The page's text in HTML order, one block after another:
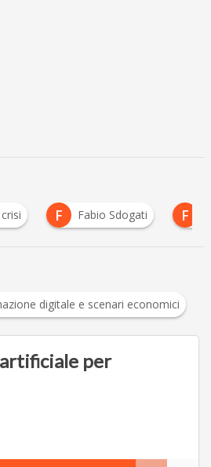
Sdogati F
finanziamenti
Trasformazione digitale e
per